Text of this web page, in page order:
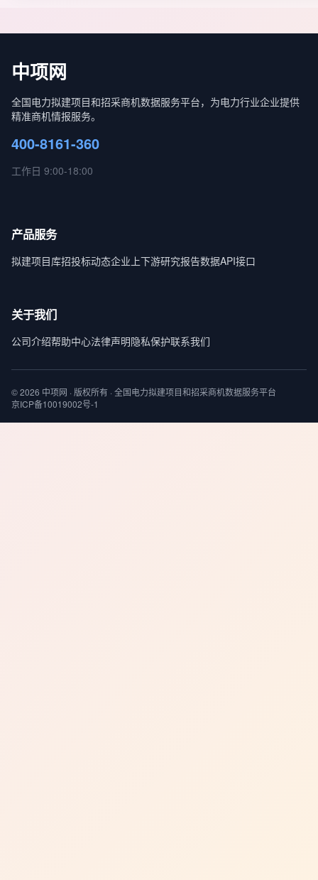
中项网
全国电力拟建项目和招采商机数据服务平台，为电力行业企业提供
精准商机情报服务。
400-8161-360
工作日 9:00-18:00
产品服务
拟建项目库招投标动态企业上下游研究报告数据API接口
关于我们
公司介绍帮助中心法律声明隐私保护联系我们
© 2026 中项网 · 版权所有 · 全国电力拟建项目和招采商机数据服务平台
京ICP备10019002号-1